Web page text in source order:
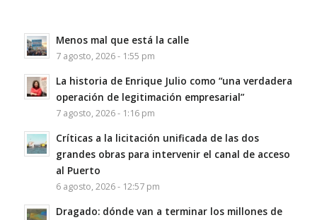
Menos mal que está la calle
7 agosto, 2026 - 1:55 pm
La historia de Enrique Julio como “una verdadera
operación de legitimación empresarial”
7 agosto, 2026 - 1:16 pm
Críticas a la licitación unificada de las dos
grandes obras para intervenir el canal de acceso
al Puerto
6 agosto, 2026 - 12:57 pm
Dragado: dónde van a terminar los millones de